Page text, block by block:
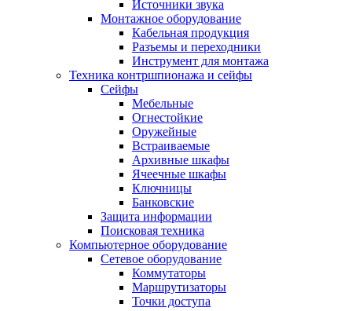
Источники звука
Монтажное оборудование
Кабельная продукция
Разъемы и переходники
Инструмент для монтажа
Техника контршпионажа и сейфы
Сейфы
Мебельные
Огнестойкие
Оружейные
Встраиваемые
Архивные шкафы
Ячеечные шкафы
Ключницы
Банковские
Защита информации
Поисковая техника
Компьютерное оборудование
Сетевое оборудование
Коммутаторы
Маршрутизаторы
Точки доступа